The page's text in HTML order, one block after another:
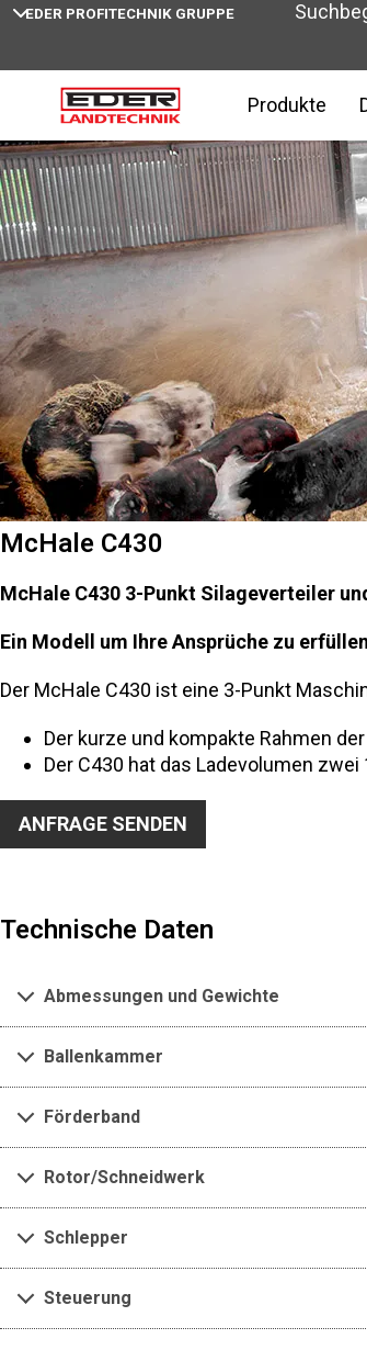
EDER PROFITECHNIK GRUPPE
Produkte
Home McHale C430 bei EDER
McHale C430
McHale C430 3-Punkt Silageverteiler
Ein Modell um Ihre Ansprüche zu erfüllen
Der McHale C430 ist eine 3-Punkt
Der kurze und kompakte Rahmen
Der C430 hat das Ladevolumen
ANFRAGE SENDEN
Technische Daten
Abmessungen und Gewichte
Ballenkammer
Förderband
Rotor/Schneidwerk
Schlepper
Steuerung